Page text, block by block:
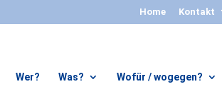
Home Kontakt
Wer? Was? Wofür / wogegen?